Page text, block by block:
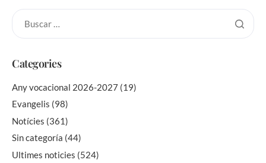
Categories
Any vocacional 2026-2027 (19)
Evangelis (98)
Notícies (361)
Sin categoría (44)
Ultimes noticies (524)